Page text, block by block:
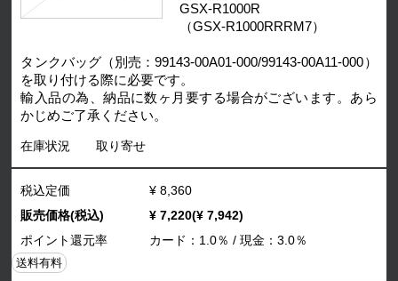
GSX-R1000R
（GSX-R1000RRRM7）
タンクバッグ（別売：99143-00A01-000/99143-00A11-000）
を取り付ける際に必要です。
輸入品の為、納品に数ヶ月要する場合がございます。あら
かじめご了承ください。
在庫状況 取り寄せ
税込定価
¥ 8,360
販売価格(税込)
¥ 7,220(¥ 7,942)
ポイント還元率
カード：1.0％ / 現金：3.0％
送料有料